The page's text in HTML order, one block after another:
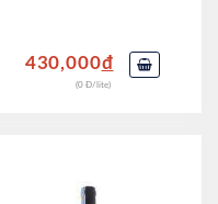
430,000đ
(0 Đ/lite)